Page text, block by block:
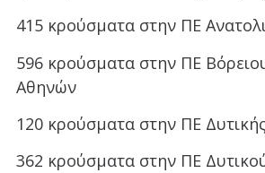
415 κρούσματα στην ΠΕ
596 κρούσματα στην ΠΕ
Αθηνών
120 κρούσματα στην ΠΕ
362 κρούσματα στην ΠΕ